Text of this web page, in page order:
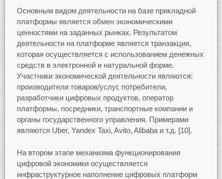
Основным видом деятельности на базе прикладной
платформы является обмен экономическими
ценностями на заданных рынках. Результатом
деятельности на платформе является транзакция,
которая осуществляется с использованием денежных
средств в электронной и натуральной форме.
Участники экономической деятельности являются:
производители товаров/услуг, потребители,
разработчики цифровых продуктов, оператор
платформы, посредники, транспортные компании и
органы государственного управления. Примерами
являются Uber, Yandex Taxi, Avito, Alibaba и т.д. [10].
На втором этапе механизма функционирования
цифровой экономики осуществляется
инфраструктурное наполнение цифровых платформ